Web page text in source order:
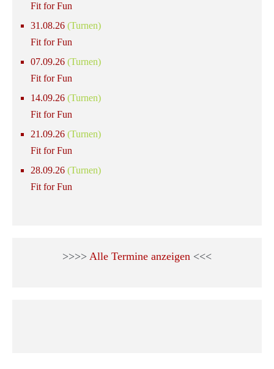
Fit for Fun
31.08.26 (Turnen)
Fit for Fun
07.09.26 (Turnen)
Fit for Fun
14.09.26 (Turnen)
Fit for Fun
21.09.26 (Turnen)
Fit for Fun
28.09.26 (Turnen)
Fit for Fun
>>>> Alle Termine anzeigen <<<